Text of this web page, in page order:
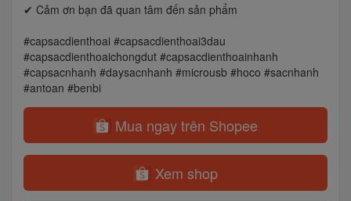
✔ Cảm ơn bạn đã quan tâm đến sản phẩm
#capsacdienthoai #capsacdienthoai3dau
#capsacdienthoaichongdut #capsacdienthoainhanh
#capsacnhanh #daysacnhanh #microusb #hoco #sacnhanh
#antoan #benbi
Mua ngay trên Shopee
Xem shop